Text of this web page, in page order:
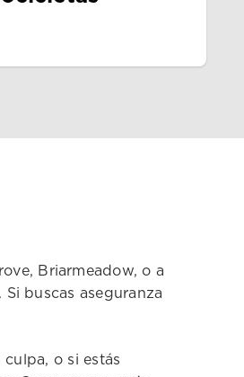
Briarmeadow, o a
buscas aseguranza
o si estás